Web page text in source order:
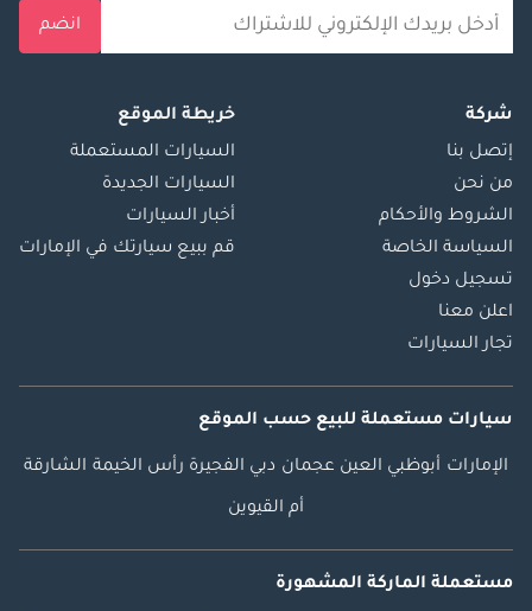
انضم
شركة
إتصل بنا
من نحن
الشروط والأحكام
السياسة الخاصة
تسجيل دخول
اعلن معنا
تجار السيارات
خريطة الموقع
السيارات المستعملة
السيارات الجديدة
أخبار السيارات
قم ببيع سيارتك في الإمارات
سيارات مستعملة للبيع حسب الموقع
الإمارات أبوظبي العين عجمان دبي الفجيرة رأس الخيمة الشارقة
أم القيوين
مستعملة الماركة المشهورة